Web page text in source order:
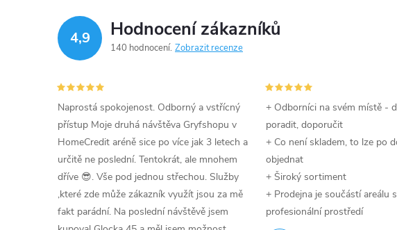
4,9 Hodnocení zákazníků
140 hodnocení Zobrazit recenze
Naprostá spokojenost. Odborný a vstřícný
přístup Moje druhá návštěva Gryfshopu v
HomeCredit aréně sice po více jak 3 letech a
určitě ne poslední. Tentokrát, ale mnohem
dříve 😎. Vše pod jednou střechou. Služby
,které zde může zákazník využít jsou za mě
fakt parádní. Na poslední návštěvě jsem
+ Odborníci na svém místě -
poradit, doporučit
+ Co není skladem, to lze po
objednat
+ Široký sortiment
+ Prodejna je součástí areálu
profesionální prostředí